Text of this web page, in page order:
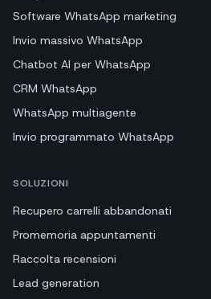
Software WhatsApp marketing
Invio massivo WhatsApp
Chatbot AI per WhatsApp
CRM WhatsApp
WhatsApp multiagente
Invio programmato WhatsApp
SOLUZIONI
Recupero carrelli abbandonati
Promemoria appuntamenti
Raccolta recensioni
Lead generation